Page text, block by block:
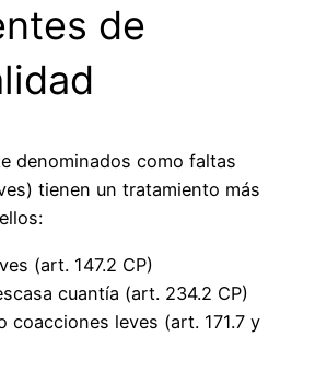
de
denominados como faltas
tienen un tratamiento más
(art. 147.2 CP)
cuantía (art. 234.2 CP)
coacciones leves (art. 171.7 y